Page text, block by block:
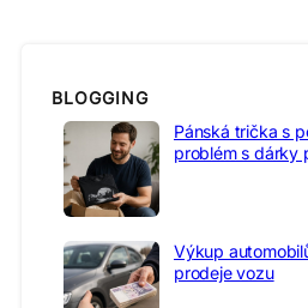
BLOGGING
Pánská trička s
problém s dárky
Výkup
prodeje vozu